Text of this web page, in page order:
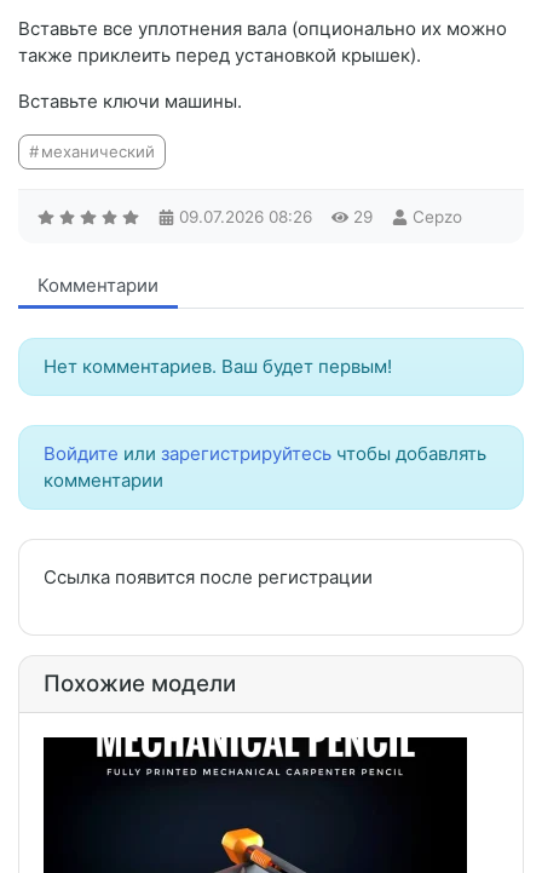
Вставьте все уплотнения вала (опционально их можно
также приклеить перед установкой крышек).
Вставьте ключи машины.
механический
09.07.2026 08:26 29 Cepzo
Комментарии
Нет комментариев. Ваш будет первым!
Войдите или зарегистрируйтесь чтобы добавлять
комментарии
Ссылка появится после регистрации
Похожие модели